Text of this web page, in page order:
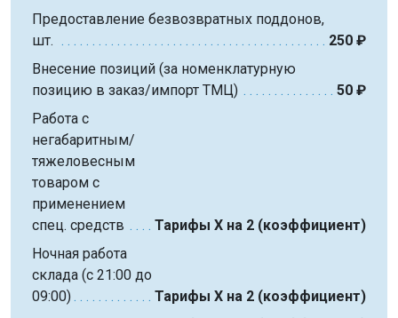
Предоставление безвозвратных поддонов,
шт.
250 ₽
Внесение позиций (за номенклатурную
позицию в заказ/импорт ТМЦ)
50 ₽
Работа с
негабаритным/
тяжеловесным
товаром с
применением
спец. средств
Тарифы Х на 2 (коэффициент)
Ночная работа
склада (с 21:00 до
09:00)
Тарифы Х на 2 (коэффициент)